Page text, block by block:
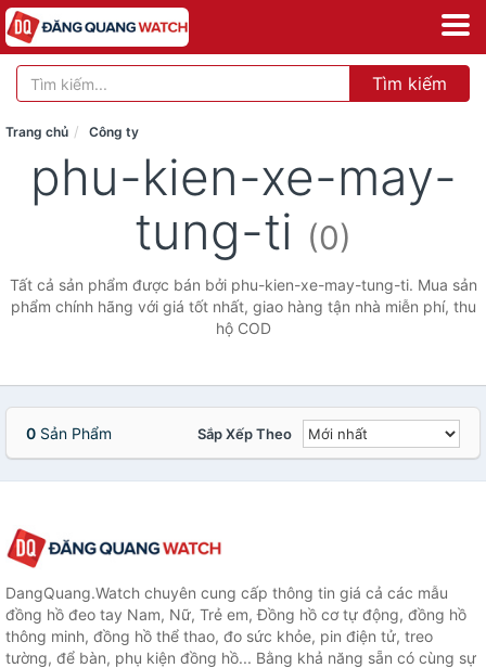
Tìm kiếm
Trang chủ Công ty
phu-kien-xe-may-
tung-ti (0)
Tất cả sản phẩm được bán bởi phu-kien-xe-may-tung-ti. Mua sản
phẩm chính hãng với giá tốt nhất, giao hàng tận nhà miễn phí, thu
hộ COD
0 Sản Phẩm Sắp Xếp Theo
DangQuang.Watch chuyên cung cấp thông tin giá cả các mẫu
đồng hồ đeo tay Nam, Nữ, Trẻ em, Đồng hồ cơ tự động, đồng hồ
thông minh, đồng hồ thể thao, đo sức khỏe, pin điện tử, treo
tường, để bàn, phụ kiện đồng hồ... Bằng khả năng sẵn có cùng sự